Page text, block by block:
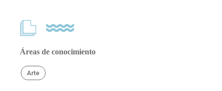
Áreas de conocimiento
Arte